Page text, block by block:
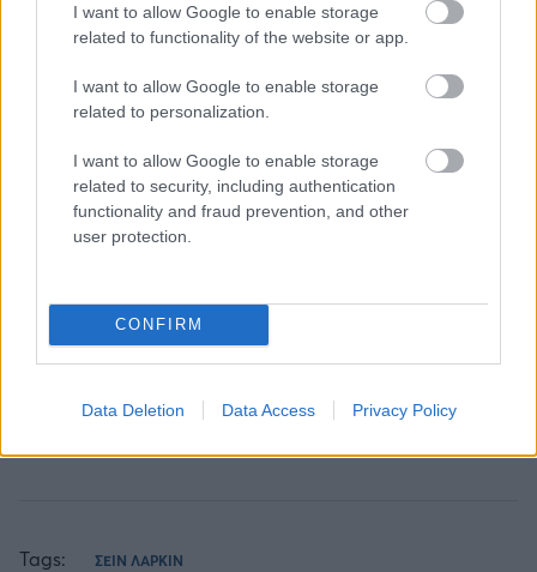
I want to allow Google to enable storage
related to functionality of the website or app.
I want to allow Google to enable storage
related to personalization.
I want to allow Google to enable storage
related to security, including authentication
functionality and fraud prevention, and other
user protection.
CONFIRM
Data Deletion Data Access Privacy Policy
επικαιρότητας. Μάθε για όλους τους live αγώνες σήμερα
εβδομάδας μέσα από το υπερπλήρες Πρόγραμμα TV του
Gazzetta. Ακολούθησέ μας και στο
ΔΙΑΒΑΣΕ ΑΚΟΜΗ:
Stoiximan GBL
Εφές: Ανακοίνωσε Μάλκολμ μέχρι το 2028
Στραζέλ: «Μόνο ο Παναθηναϊκός και η Χάποελ δεν
Tags: ΣΕΙΝ ΛΑΡΚΙΝ